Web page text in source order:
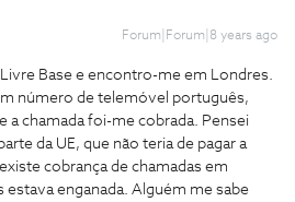
Forum|Forum|8 years ago
Base e encontro-me em Londres.
número de telemóvel português,
a chamada foi-me cobrada. Pensei
da UE, que não teria de pagar a
cobrança de chamadas em
enganada. Alguém me sabe